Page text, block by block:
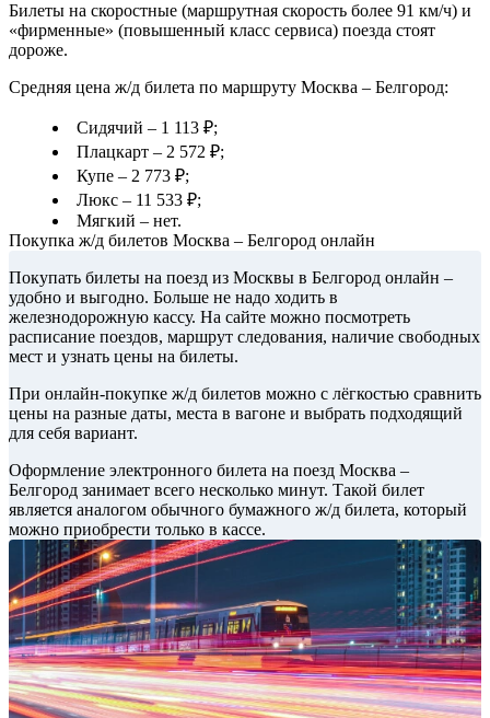
Билеты на скоростные (маршрутная скорость более 91 км/ч) и
«фирменные» (повышенный класс сервиса) поезда стоят
дороже.
Средняя цена ж/д билета по маршруту Москва – Белгород:
Сидячий – 1 113 ₽;
Плацкарт – 2 572 ₽;
Купе – 2 773 ₽;
Люкс – 11 533 ₽;
Мягкий – нет.
Покупка ж/д билетов Москва – Белгород онлайн
Покупать билеты на поезд из Москвы в Белгород онлайн –
удобно и выгодно. Больше не надо ходить в
железнодорожную кассу. На сайте можно посмотреть
расписание поездов, маршрут следования, наличие свободных
мест и узнать цены на билеты.
При онлайн-покупке ж/д билетов можно с лёгкостью сравнить
цены на разные даты, места в вагоне и выбрать подходящий
для себя вариант.
Оформление электронного билета на поезд Москва –
Белгород занимает всего несколько минут. Такой билет
является аналогом обычного бумажного ж/д билета, который
можно приобрести только в кассе.